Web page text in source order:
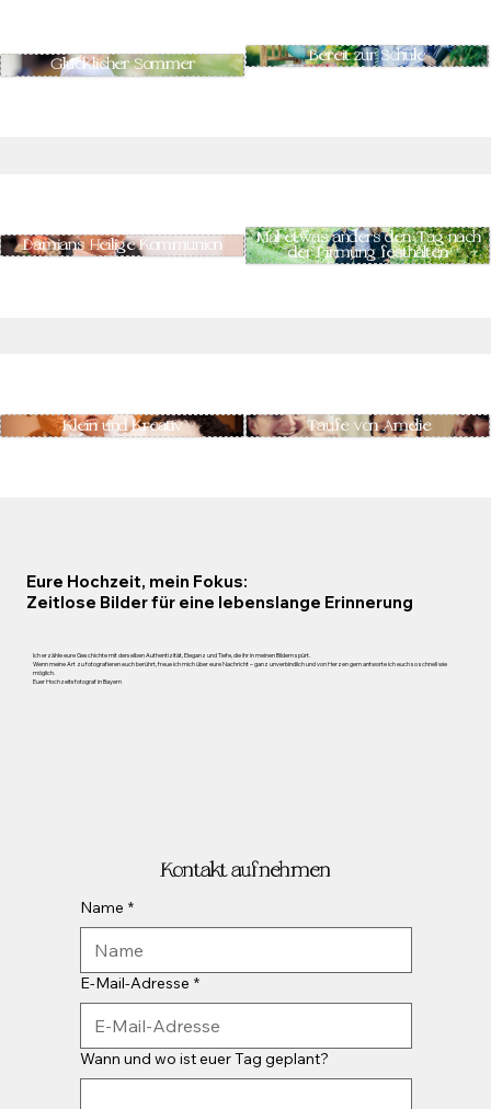
Glücklicher Sommer
Bereit zur Schule
Damians Heilige Kommunion
Mal etwas anders den Tag nach
der Firmung festhalten
Klein und Kreativ Taufe von Amelie
Eure Hochzeit, mein Fokus:
Zeitlose Bilder für eine lebenslange Erinnerung
Ich erzähle eure Geschichte mit derselben Authentizität, Eleganz und Tiefe, die ihr in meinen Bildern spürt.
Wenn meine Art zu fotografieren euch berührt, freue ich mich über eure Nachricht – ganz unverbindlich und von Herzen gern antworte ich euch so schnell wie
möglich.
Euer Hochzeitsfotograf in Bayern
Kontakt aufnehmen
Name *
E-Mail-Adresse *
Wann und wo ist euer Tag geplant?